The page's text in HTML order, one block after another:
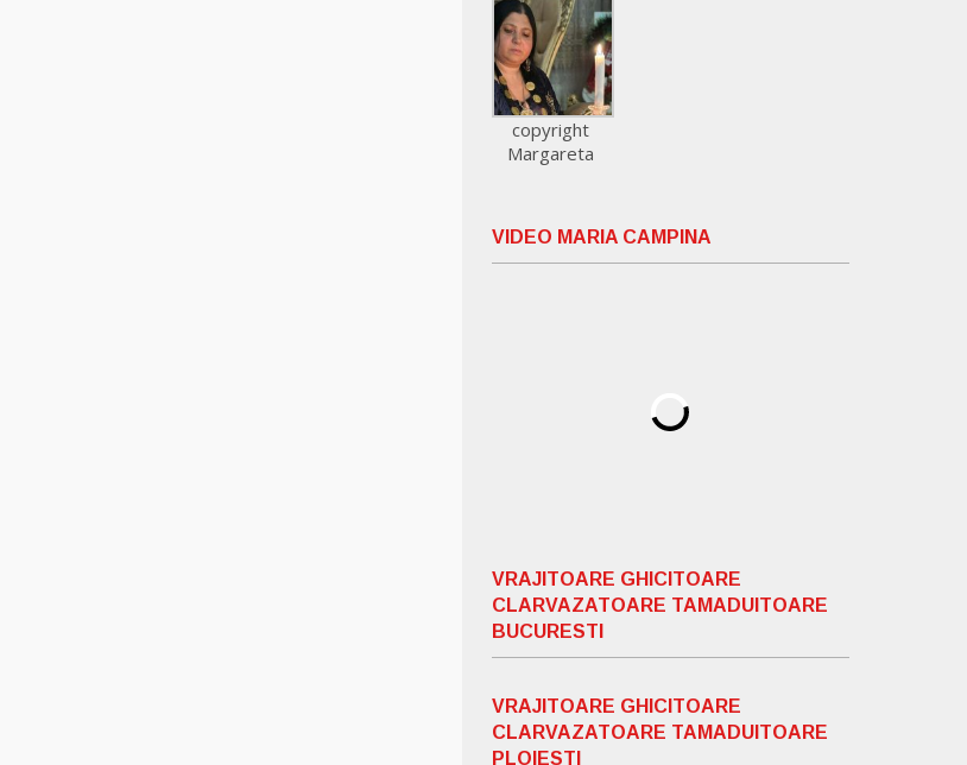
copyright
Margareta
VIDEO MARIA CAMPINA
VRAJITOARE GHICITOARE
CLARVAZATOARE TAMADUITOARE
BUCURESTI
VRAJITOARE GHICITOARE
CLARVAZATOARE TAMADUITOARE
PLOIESTI